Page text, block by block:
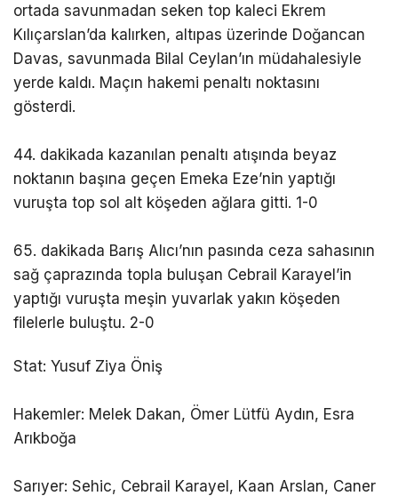
ortada savunmadan seken top kaleci Ekrem
Kılıçarslan’da kalırken, altıpas üzerinde Doğancan
Davas, savunmada Bilal Ceylan’ın müdahalesiyle
yerde kaldı. Maçın hakemi penaltı noktasını
gösterdi.
44. dakikada kazanılan penaltı atışında beyaz
noktanın başına geçen Emeka Eze’nin yaptığı
vuruşta top sol alt köşeden ağlara gitti. 1-0
65. dakikada Barış Alıcı’nın pasında ceza sahasının
sağ çaprazında topla buluşan Cebrail Karayel’in
yaptığı vuruşta meşin yuvarlak yakın köşeden
filelerle buluştu. 2-0
Stat: Yusuf Ziya Öniş
Hakemler: Melek Dakan, Ömer Lütfü Aydın, Esra
Arıkboğa
Sarıyer: Sehic, Cebrail Karayel, Kaan Arslan, Caner